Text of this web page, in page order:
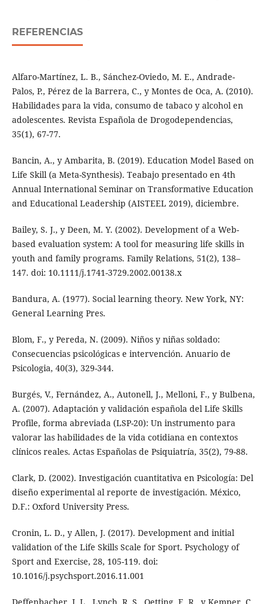
REFERENCIAS
Alfaro-Martínez, L. B., Sánchez-Oviedo, M. E., Andrade-
Palos, P., Pérez de la Barrera, C., y Montes de Oca, A. (2010).
Habilidades para la vida, consumo de tabaco y alcohol en
adolescentes. Revista Española de Drogodependencias,
35(1), 67-77.
Bancin, A., y Ambarita, B. (2019). Education Model Based on
Life Skill (a Meta-Synthesis). Teabajo presentado en 4th
Annual International Seminar on Transformative Education
and Educational Leadership (AISTEEL 2019), diciembre.
Bailey, S. J., y Deen, M. Y. (2002). Development of a Web-
based evaluation system: A tool for measuring life skills in
youth and family programs. Family Relations, 51(2), 138–
147. doi: 10.1111/j.1741-3729.2002.00138.x
Bandura, A. (1977). Social learning theory. New York, NY:
General Learning Pres.
Blom, F., y Pereda, N. (2009). Niños y niñas soldado:
Consecuencias psicológicas e intervención. Anuario de
Psicologia, 40(3), 329-344.
Burgés, V., Fernández, A., Autonell, J., Melloni, F., y Bulbena,
A. (2007). Adaptación y validación española del Life Skills
Profile, forma abreviada (LSP-20): Un instrumento para
valorar las habilidades de la vida cotidiana en contextos
clínicos reales. Actas Españolas de Psiquiatría, 35(2), 79-88.
Clark, D. (2002). Investigación cuantitativa en Psicología: Del
diseño experimental al reporte de investigación. México,
D.F.: Oxford University Press.
Cronin, L. D., y Allen, J. (2017). Development and initial
validation of the Life Skills Scale for Sport. Psychology of
Sport and Exercise, 28, 105-119. doi:
10.1016/j.psychsport.2016.11.001